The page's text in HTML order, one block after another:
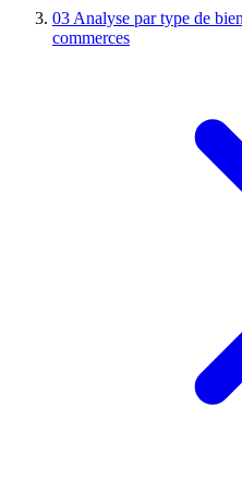
03 Analyse par type de bien
commerces